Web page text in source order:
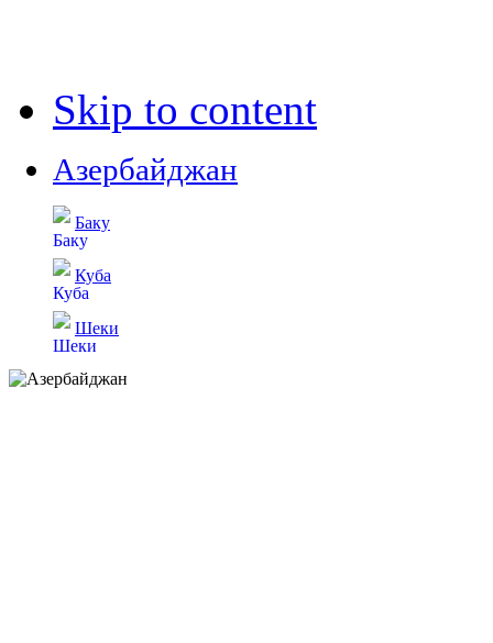
Skip to content
Азербайджан
Баку
Куба
Шеки